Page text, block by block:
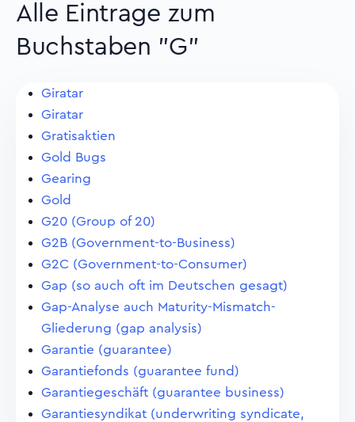
Alle Eintrage zum
Buchstaben "G"
Giratar
Giratar
Gratisaktien
Gold Bugs
Gearing
Gold
G20 (Group of 20)
G2B (Government-to-Business)
G2C (Government-to-Consumer)
Gap (so auch oft im Deutschen gesagt)
Gap-Analyse auch Maturity-Mismatch-
Gliederung (gap analysis)
Garantie (guarantee)
Garantiefonds (guarantee fund)
Garantiegeschäft (guarantee business)
Garantiesyndikat (underwriting syndicate,